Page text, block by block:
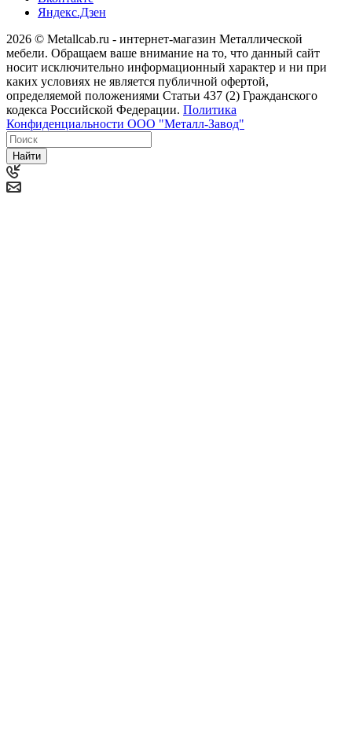
Яндекс.Дзен
2026 © Metallcab.ru - интернет-магазин Металлической
мебели. Обращаем ваше внимание на то, что данный сайт
носит исключительно информационный характер и ни при
каких условиях не является публичной офертой,
определяемой положениями Статьи 437 (2) Гражданского
кодекса Российской Федерации. Политика
Конфиденциальности ООО "Металл-Завод"
Найти